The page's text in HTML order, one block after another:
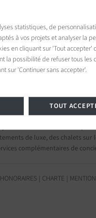
d’investissement.Groupe
de luxe, des chalets
complémentaires de
CHARTE
statistiques, de
à vos projets et analyser la
en cliquant sur 'Tout accepter'
la possibilité de refuser tous les
sur 'Continuer sans accepter'.
TOUT